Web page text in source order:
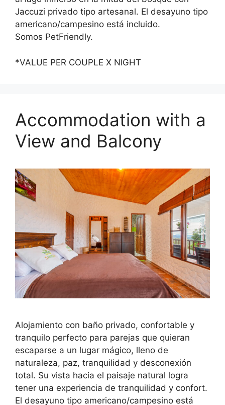
Jaccuzi privado tipo artesanal. El desayuno tipo
americano/campesino está incluido.
Somos PetFriendly.
*VALUE PER COUPLE X NIGHT
Accommodation with a
View and Balcony
Alojamiento con baño privado, confortable y
tranquilo perfecto para parejas que quieran
escaparse a un lugar mágico, lleno de
naturaleza, paz, tranquilidad y desconexión
total. Su vista hacia el paisaje natural logra
tener una experiencia de tranquilidad y confort.
El desayuno tipo americano/campesino está